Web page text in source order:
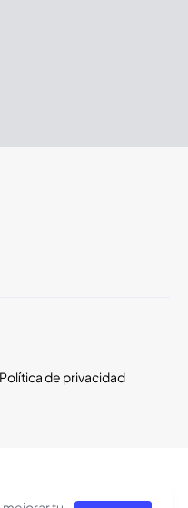
Política de privacidad
reservados.